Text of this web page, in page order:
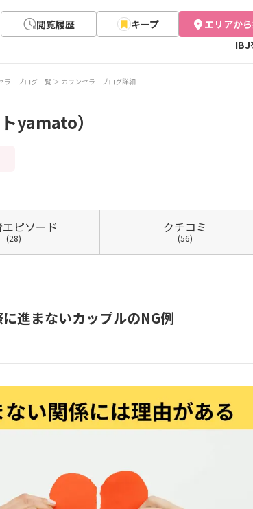
閲覧履歴 キープ
エリアか
IBJ
ラーブログ一覧 カウンセラーブログ詳細
yamato）
エピソード
(28)
クチコミ
(56)
に進まないカップルのNG例